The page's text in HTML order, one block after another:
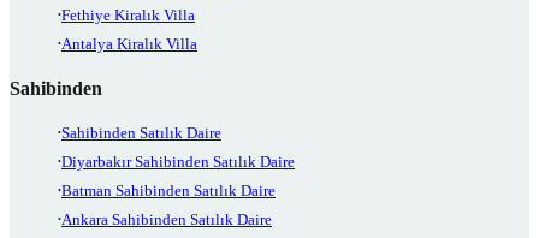
Fethiye Kiralık Villa
Antalya Kiralık Villa
Sahibinden
Sahibinden Satılık Daire
Diyarbakır Sahibinden Satılık Daire
Batman Sahibinden Satılık Daire
Ankara Sahibinden Satılık Daire